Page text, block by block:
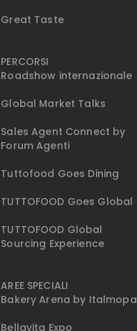
Great Taste
PERCORSI
Roadshow internazionale
Global Market Talks
Sales Agent Connect by
Forum Agenti
Tuttofood Goes Dining
TUTTOFOOD Goes Global
TUTTOFOOD Global
Sourcing Experience
AREE SPECIALI
Bakery Arena by Italmopa
Bellavita Expo